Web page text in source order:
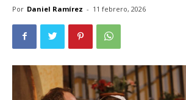
Por Daniel Ramírez - 11 febrero, 2026